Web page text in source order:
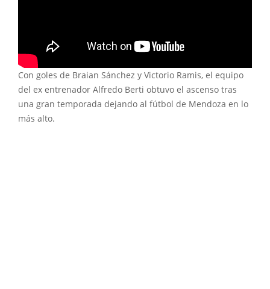
Con goles de Braian Sánchez y Victorio Ramis, el equipo
del ex entrenador Alfredo Berti obtuvo el ascenso tras
una gran temporada dejando al fútbol de Mendoza en lo
más alto.